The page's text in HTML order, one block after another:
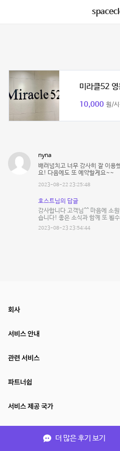
미라클52
10,000 원/
nyna
배려넘치고 너무 감사히 잘 이용
요! 다음에도 또 예약할게요~~
2023-08-22 23:25:48
호스트님의 답글
감사합니다 고객님^^ 마음에 소
습니다! 좋은 소식과 함께 또 뵐
2023-08-23 23:54:44
더 많은 후기 보기
회사
서비스 안내
관련 서비스
파트너쉽
서비스 제공 국가
(주)NSPACE 사업자정보